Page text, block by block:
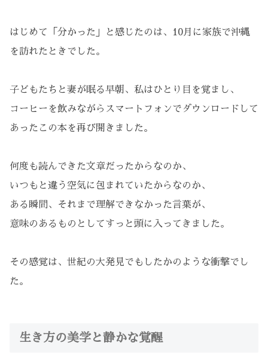
はじめて「分かった」と感じたのは、10月に家族で沖縄
を訪れたときでした。
子どもたちと妻が眠る早朝、私はひとり目を覚まし、
コーヒーを飲みながらスマートフォンでダウンロードして
あったこの本を再び開きました。
何度も読んできた文章だったからなのか、
いつもと違う空気に包まれていたからなのか、
ある瞬間、それまで理解できなかった言葉が、
意味のあるものとしてすっと頭に入ってきました。
その感覚は、世紀の大発見でもしたかのような衝撃でし
た。
生き方の美学と静かな覚醒